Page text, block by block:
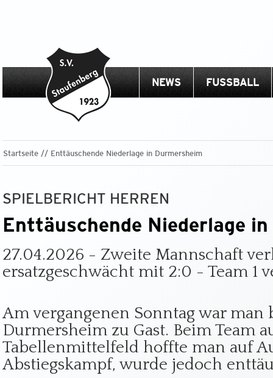
NEWS FUSSBALL
Startseite Enttäuschende Niederlage in Durmersheim
SPIELBERICHT HERREN
Enttäuschende Niederlage
27.04.2026 - Zweite Mannschaft
ersatzgeschwächt mit 2:0 - Team 1
Am vergangenen Sonntag war man
Durmersheim zu Gast. Beim Team
Tabellenmittelfeld hoffte man auf
Abstiegskampf, wurde jedoch